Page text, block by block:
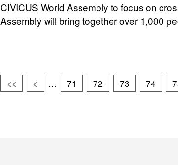
CIVICUS World Assembly to focus on
Assembly will bring together over 1,000
<< < … 71 72 73 74